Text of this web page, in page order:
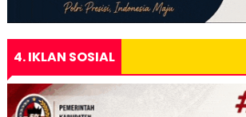
4. IKLAN SOSIAL